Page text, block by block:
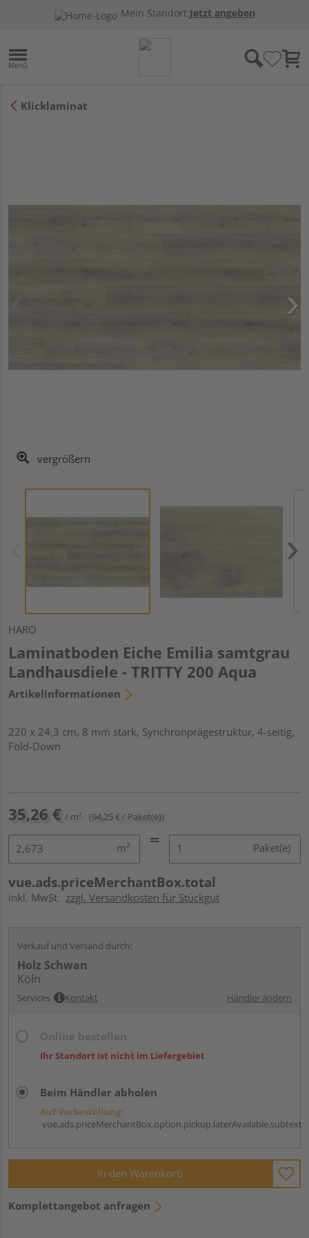
Mein Standort:Jetzt angeben
Klicklaminat
vergrößern
HARO
Laminatboden Eiche Emilia samtgrau
Landhausdiele - TRITTY 200 Aqua
Artikelinformationen
220 x 24,3 cm, 8 mm stark, Synchronprägestruktur, 4-seitig,
Fold-Down
35,26 € / m² (94,25 € / Paket(e))
m² Paket(e)
vue.ads.priceMerchantBox.total
inkl. MwSt. zzgl. Versandkosten für Stückgut
Verkauf und Versand durch:
Holz Schwan
Köln
Services Kontakt Händler ändern
Ihr Standort ist nicht im Liefergebiet
Beim Händler abholen
Auf Vorbestellung:
vue.ads.priceMerchantBox.option.pickup.laterAvailable.subtext
In den Warenkorb
Komplettangebot anfragen